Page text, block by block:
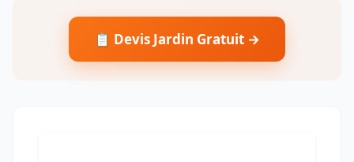
📋 Devis Jardin Gratuit →